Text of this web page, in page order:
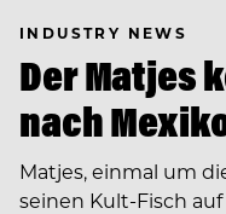
INDUSTRY NEWS
Der Matjes
nach
Matjes, einmal um
seinen Kult-Fisch